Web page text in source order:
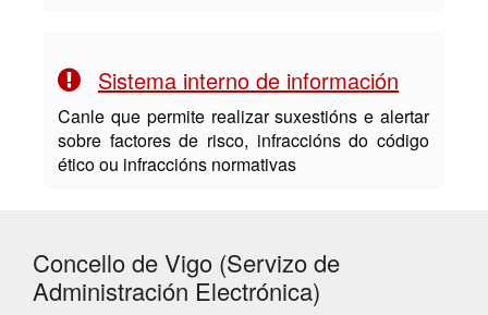
Sistema interno de información
Canle que permite realizar suxestións e alertar
sobre factores de risco, infraccións do código
ético ou infraccións normativas
Concello de Vigo (Servizo de
Administración Electrónica)